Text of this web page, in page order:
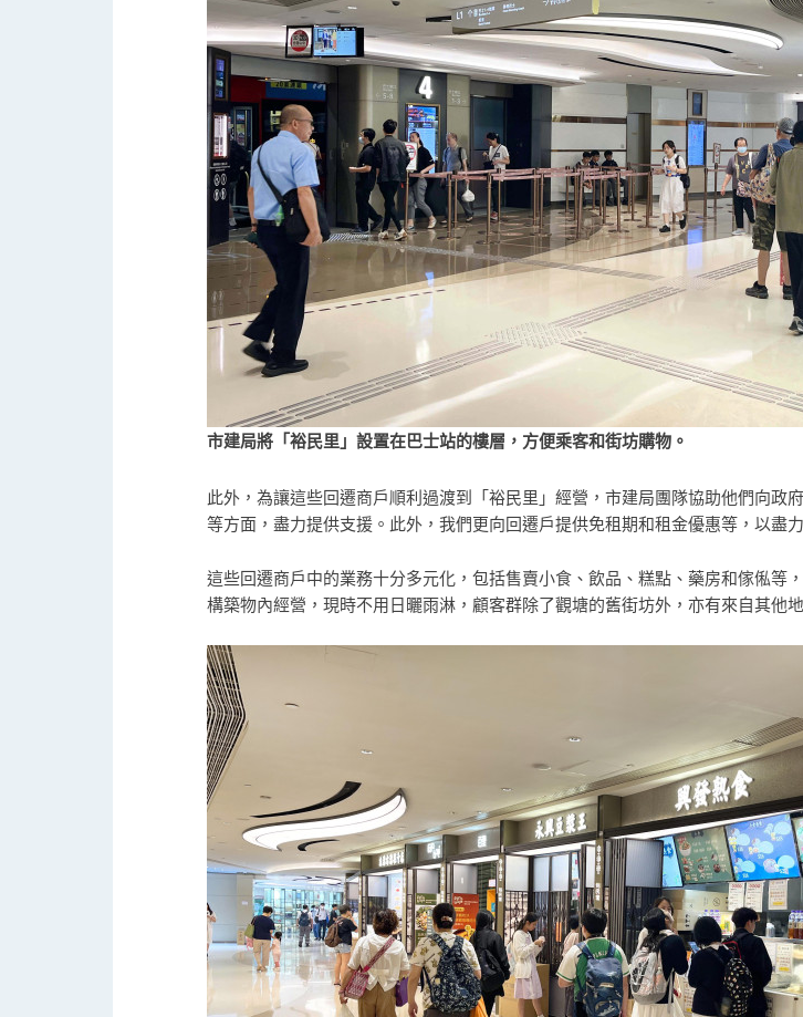
市建局將「裕民里」設置在巴士站的樓層，方便乘客和街坊購物。
此外，為讓這些回遷商戶順利過渡到「裕民里」經營，市建局團隊協助他們向政
等方面，盡力提供支援。此外，我們更向回遷戶提供免租期和租金優惠等，以盡
這些回遷商戶中的業務十分多元化，包括售賣小食、飲品、糕點、藥房和傢俬等
構築物內經營，現時不用日曬雨淋，顧客群除了觀塘的舊街坊外，亦有來自其他